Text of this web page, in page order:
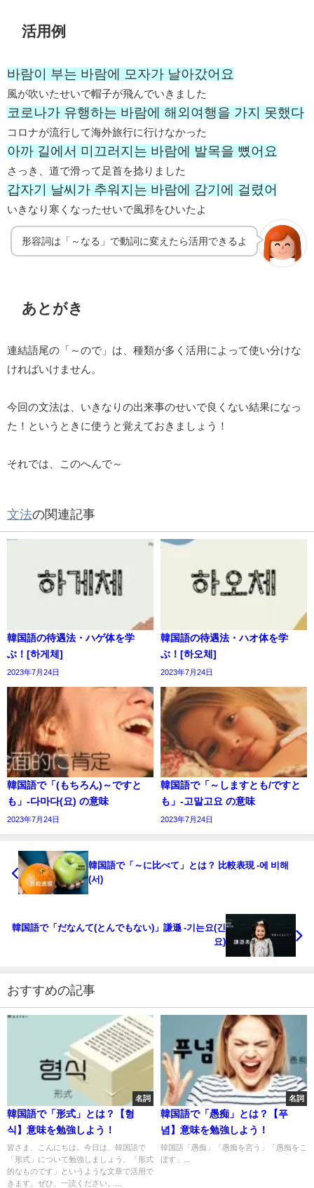
活用例
바람이 부는 바람에 모자가 날아갔어요
風が吹いたせいで帽子が飛んでいきました
코로나가 유행하는 바람에 해외여행을 가지 못했다
コロナが流行して海外旅行に行けなかった
아까 길에서 미끄러지는 바람에 발목을 뼜어요
さっき、道で滑って足首を捻りました
갑자기 날씨가 추워지는 바람에 감기에 걸렸어
いきなり寒くなったせいで風邪をひいたよ
形容詞は「～なる」で動詞に変えたら活用できるよ
あとがき
連結語尾の「～ので」は、種類が多く活用によって使い分けな
ければいけません。
今回の文法は、いきなりの出来事のせいで良くない結果になっ
た！というときに使うと覚えておきましょう！
それでは、このへんで～
文法の関連記事
韓国語の待遇法・ハゲ体を学
ぶ！[하게체]
2023年7月24日
韓国語の待遇法・ハオ体を学
ぶ！[하오체]
2023年7月24日
韓国語で「(もちろん)～ですと
も」-다마다(요) の意味
2023年7月24日
韓国語で「～しますとも/ですと
も」-고말고요 の意味
2023年7月24日
韓国語で「～に比べて」とは？ 比較表現 -에 비해
(서)
韓国語で「だなんて(とんでもない)」謙遜 -기는요(긴
요)
おすすめの記事
名詞
韓国語で「形式」とは？【형
식】意味を勉強しよう！
皆さま、こんにちは。今日は、韓国語で
「形式」について勉強しましょう。「形式
的なものです」というような文章で活用で
きます。ぜひ、一読ください。...
名詞
韓国語で「愚痴」とは？【푸
념】意味を勉強しよう！
韓国語「愚痴」「愚痴を言う」「愚痴をこ
ぼす」...